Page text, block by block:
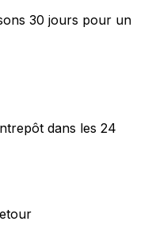
30 jours pour un
dans les 24